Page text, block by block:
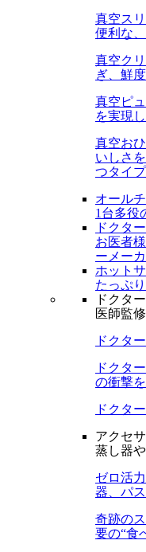
真空ス
便利な
真空ク
ぎ、鮮
真空ピ
を実現
真空お
いしさ
つタイプ
オール
1台多役
ドクタ
お医者
ーメー
ホット
たっぷ
ドクタ
医師監
ドクタ
ドクタ
の衝撃
ドクタ
アクセ
蒸し器
ゼロ活
器、パ
奇跡の
要の“食